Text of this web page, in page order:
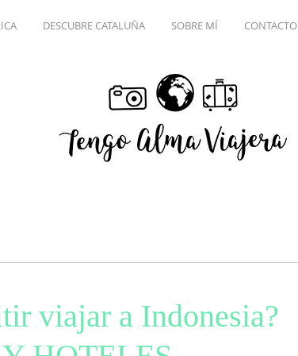
DESCUBRE CATALUÑA SOBRE MÍ CONTACTO
viajar a Indonesia?